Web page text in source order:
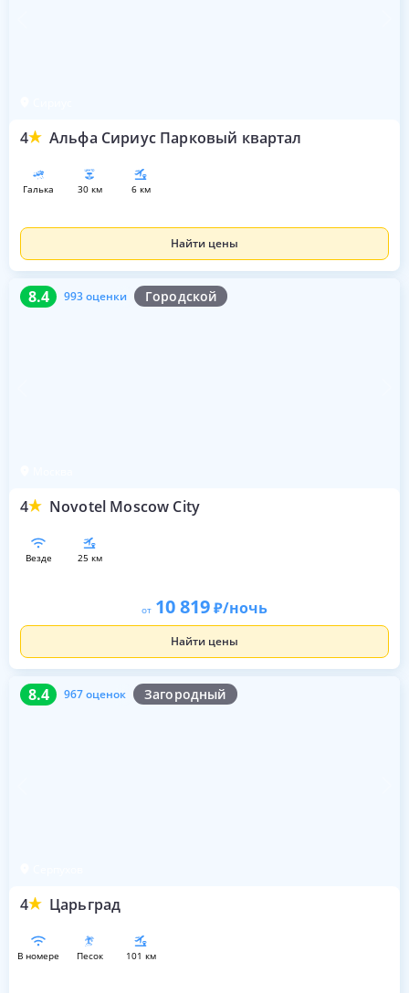
4 Альфа Сириус Парковый квартал
галька 30 км 6 км
Найти цены
8.4 993 оценки Городской
4 Novotel Moscow City
8.4 993 оценки
везде 25 км
от 10 819 /ночь
Найти цены
8.4 967 оценок Загородный
4 Царьград
8.4 967 оценок
в номере песок 101 км